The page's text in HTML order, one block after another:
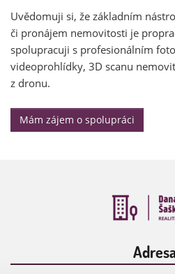
Uvědomuji si, že základním
či pronájem nemovitosti je
spolupracuji s profesionálním
videoprohlídky, 3D scanu
z dronu.
Mám zájem o spolupráci